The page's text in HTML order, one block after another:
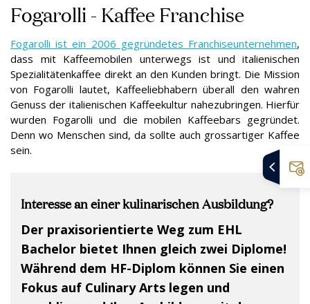
Fogarolli - Kaffee Franchise
Fogarolli ist ein 2006 gegründetes Franchiseunternehmen,
dass mit Kaffeemobilen unterwegs ist und italienischen
Spezialitätenkaffee direkt an den Kunden bringt. Die Mission
von Fogarolli lautet, Kaffeeliebhabern überall den wahren
Genuss der italienischen Kaffeekultur nahezubringen. Hierfür
wurden Fogarolli und die mobilen Kaffeebars gegründet.
Denn wo Menschen sind, da sollte auch grossartiger Kaffee
sein.
Interesse an einer kulinarischen Ausbildung?
Der praxisorientierte Weg zum EHL
Bachelor bietet Ihnen gleich zwei Diplome!
Während dem HF-Diplom können Sie einen
Fokus auf Culinary Arts legen und